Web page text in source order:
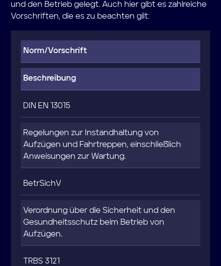
und den Betrieb gelegt. Auch hier gibt es zahlreiche
Vorschriften, die es zu beachten gilt:
Norm/Vorschrift
Beschreibung
DIN EN 13015
Regelungen zur Instandhaltung von
Aufzügen und Fahrtreppen, einschließlich
Anweisungen zur Wartung.
BetrSichV
Verordnung über die Sicherheit und den
Gesundheitsschutz beim Betrieb von
Aufzügen.
TRBS 3121